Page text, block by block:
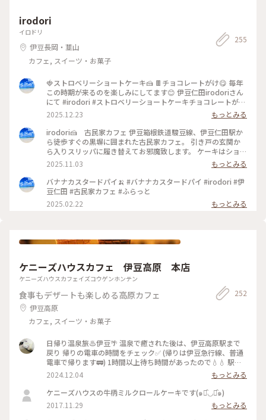
irodori
イロドリ
伊豆長岡・韮山
カフェ, スイーツ・お菓子
255
🍓ストロベリーショートケーキ🍰 🍫チョコレートがけ😋 毎年
この時期が来るのを楽しみにしてます😊 伊豆仁田irodoriさん
にて #irodori #ストロベリーショートケーキチョコレートがけ
#ストロベリーショートケーキ #伊豆仁田 #スィーツ #jun_flat
2025.12.23
もっとみる
irodori🍰 古民家カフェ 伊豆箱根鉄道駿豆線、伊豆仁田駅か
ら徒歩すぐの黒塀に囲まれた古民家カフェ。 引き戸の玄関か
ら入りスリッパに履き替えてお邪魔致します。 ケーキはショー
ウインドーから選べます 僕が開店時間10時行くのは、食べた
いケーキが手作りのため売り切れる事も多いので。 #irodori #
伊豆仁田駅 #伊豆箱根鉄道 #古民家カフェ #スィーツ #jun_flat
2025.11.03
もっとみる
バナナカスタードパイ🍌 #バナナカスタードパイ #irodori #伊
豆仁田 #古民家カフェ #ふらっと
2025.02.22
もっとみる
ケニーズハウスカフェ 伊豆高原 本店
ケニーズハウスカフェイズコウゲンホンテン
食事もデザートも楽しめる高原カフェ
伊豆高原
カフェ, スイーツ・お菓子
252
日帰り温泉旅♨️伊豆🌴 温泉で癒された後は、伊豆高原駅まで
戻り 帰りの電車の時間をチェック✅ (帰りは伊豆急行線、普通
電車で帰ります🚃) 1時間以上待ち時間があったので💧💧 駅か
ら徒歩圏内で検索し🔍徒歩10分🚶‍♀️ ケニーズハウスカフェさん
でお茶休憩☕️ …ですが、暖かかったので🌤️人気の ソフトクリ
ームを使ったサンデーを🍨🍦 連れはベリー&ベリー🫐🍓 私は
マカダミアナッツソルト🧂🥜 温泉で温まった身体に沁みる〜
🤍 ちなみに駅からは坂道もありちょっと良い 運動にもなりま
2024.12.04
もっとみる
ケニーズハウスの牛柄ミルクロールケーキです(๑･̑◡･̑๑)
2017.11.29
もっとみる